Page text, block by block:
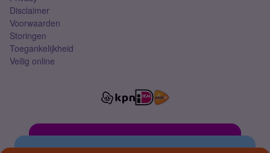
Disclaimer
Voorwaarden
Storingen
Toegankelijkheid
Veilig online